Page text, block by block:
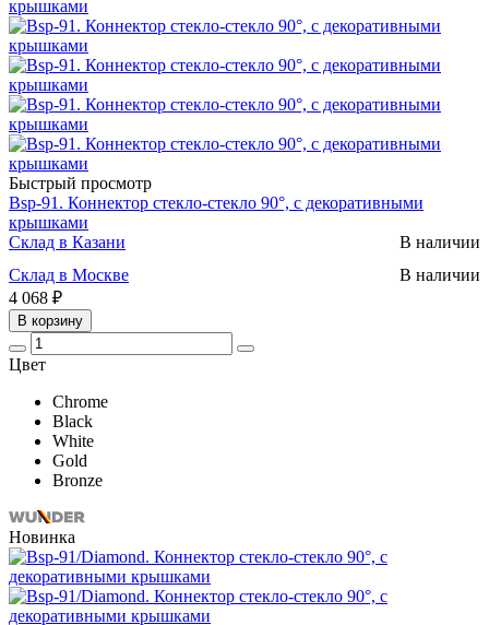
Быстрый просмотр
Bsp-91. Коннектор стекло-стекло 90°, с декоративными
крышками
Склад в Казани
В наличии
Склад в Москве
В наличии
4 068 ₽
В корзину
Цвет
Chrome
Black
White
Gold
Bronze
Новинка